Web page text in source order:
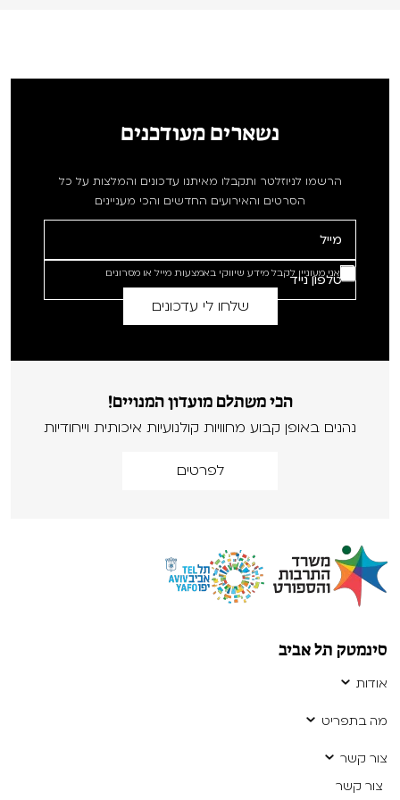
נשארים מעודכנים
הרשמו לניוזלטר ותקבלו מאיתנו עדכונים והמלצות על כל
הסרטים והאירועים החדשים והכי מעניינים
אני מעוניין לקבל מידע שיווקי באמצעות מייל או מסרונים
הכי משתלם מועדון המנויים!
נהנים באופן קבוע מחוויות קולנועיות איכותית וייחודיות
לפרטים
סינמטק תל אביב
אודות
מה בתפריט
צור קשר
צור קשר